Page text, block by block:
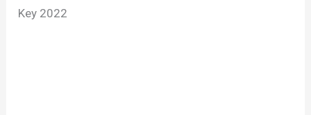
Key 2022